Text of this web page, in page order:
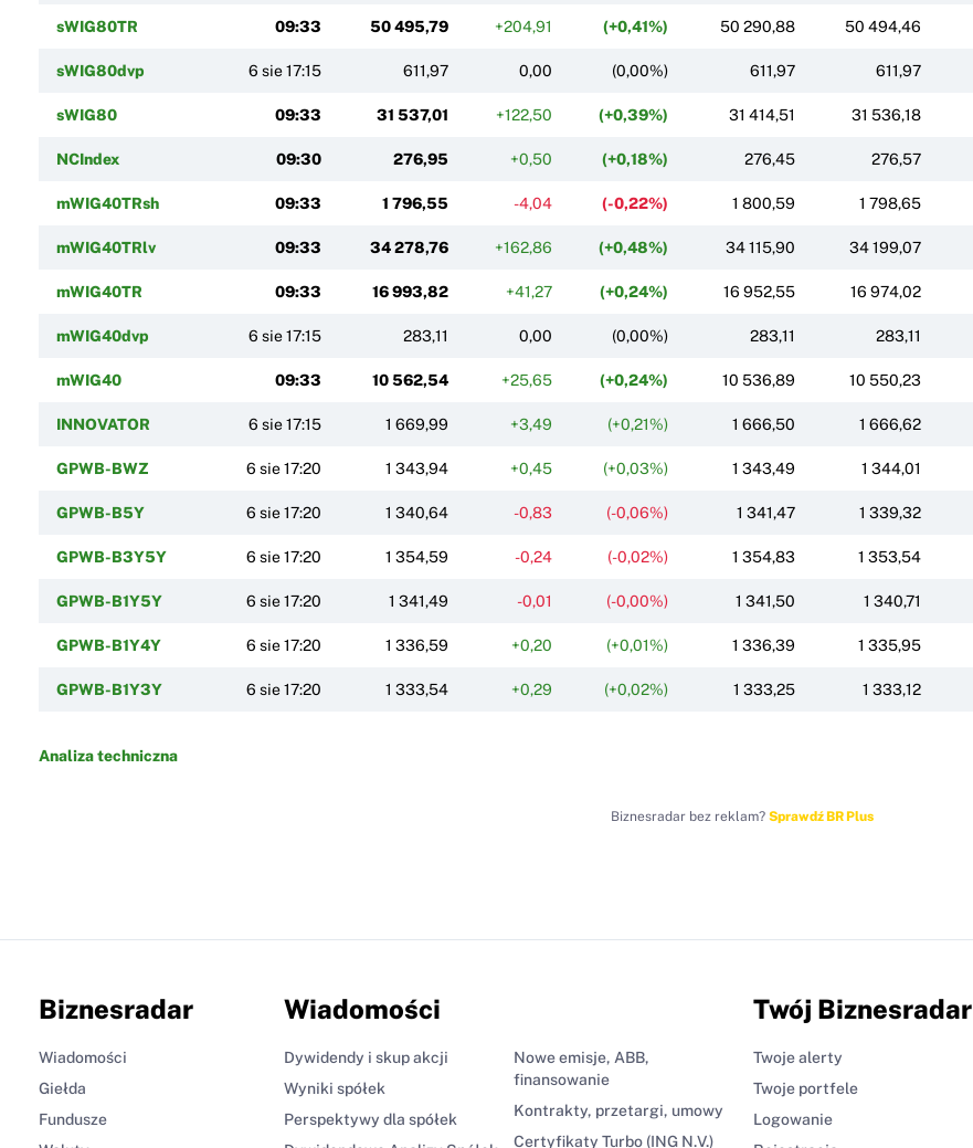
sWIG80TR 09:33 50 495,79 +204,91 (+0,41%) 50 290,88 50 494,46
sWIG80dvp 6 sie 17:15 611,97 0,00 (0,00%) 611,97 611,97
sWIG80 09:33 31 537,01 +122,50 (+0,39%) 31 414,51 31 536,18
NCIndex 09:30 276,95 +0,50 (+0,18%) 276,45 276,57
mWIG40TRsh 09:33 1 796,55 -4,04 (-0,22%) 1 800,59 1 798,65
mWIG40TRlv 09:33 34 278,76 +162,86 (+0,48%) 34 115,90 34 199,07
mWIG40TR 09:33 16 993,82 +41,27 (+0,24%) 16 952,55 16 974,02
mWIG40dvp 6 sie 17:15 283,11 0,00 (0,00%) 283,11 283,11
mWIG40 09:33 10 562,54 +25,65 (+0,24%) 10 536,89 10 550,23
INNOVATOR 6 sie 17:15 1 669,99 +3,49 (+0,21%) 1 666,50 1 666,62
GPWB-BWZ 6 sie 17:20 1 343,94 +0,45 (+0,03%) 1 343,49 1 344,01
GPWB-B5Y 6 sie 17:20 1 340,64 -0,83 (-0,06%) 1 341,47 1 339,32
GPWB-B3Y5Y 6 sie 17:20 1 354,59 -0,24 (-0,02%) 1 354,83 1 353,54
GPWB-B1Y5Y 6 sie 17:20 1 341,49 -0,01 (-0,00%) 1 341,50 1 340,71
GPWB-B1Y4Y 6 sie 17:20 1 336,59 +0,20 (+0,01%) 1 336,39 1 335,95
GPWB-B1Y3Y 6 sie 17:20 1 333,54 +0,29 (+0,02%) 1 333,25 1 333,12
Analiza techniczna
Biznesradar bez reklam? Sprawdź BR Plus
Biznesradar
Wiadomości
Giełda
Fundusze
Wiadomości
Dywidendy i skup akcji
Wyniki spółek
Perspektywy dla spółek
Nowe emisje, ABB,
finansowanie
Kontrakty, przetargi, umowy
Certyfikaty Turbo (ING N.V.)
Twój Biznesradar
Twoje alerty
Twoje portfele
Logowanie